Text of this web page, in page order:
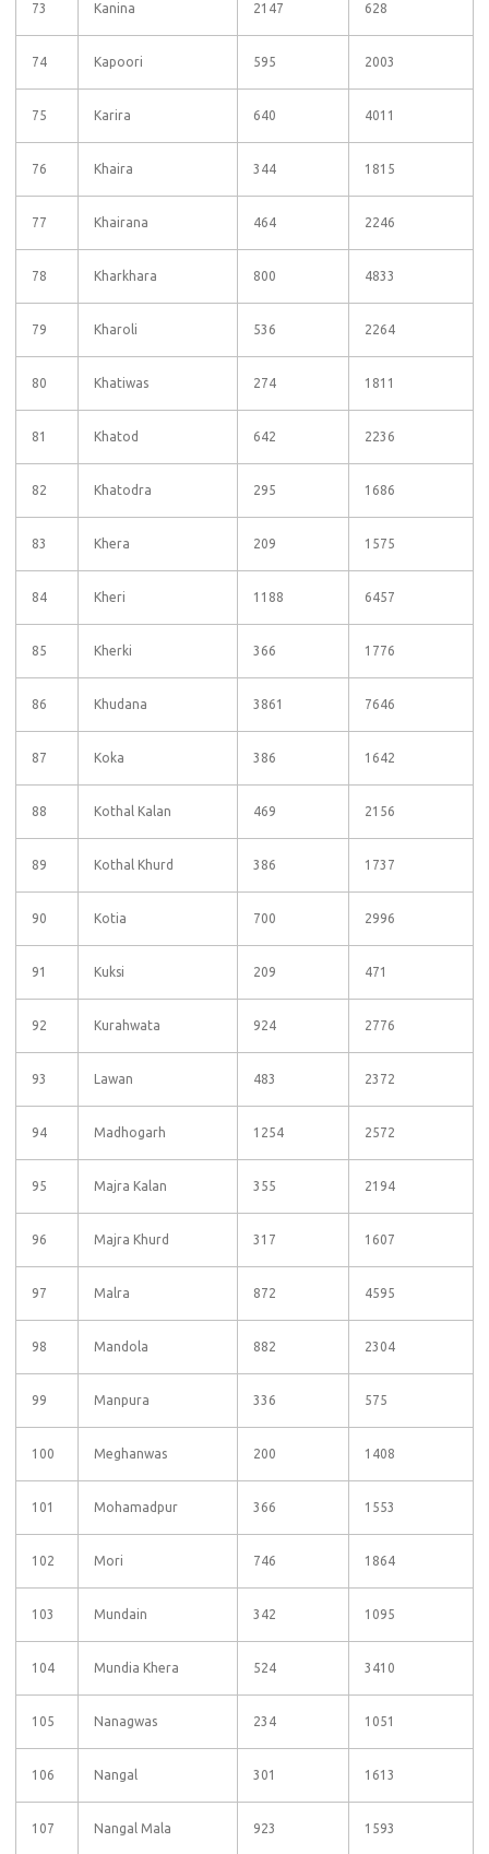
73 Kanina 2147 628
74 Kapoori 595 2003
75 Karira 640 4011
76 Khaira 344 1815
77 Khairana 464 2246
78 Kharkhara 800 4833
79 Kharoli 536 2264
80 Khatiwas 274 1811
81 Khatod 642 2236
82 Khatodra 295 1686
83 Khera 209 1575
84 Kheri 1188 6457
85 Kherki 366 1776
86 Khudana 3861 7646
87 Koka 386 1642
88 Kothal Kalan 469 2156
89 Kothal Khurd 386 1737
90 Kotia 700 2996
91 Kuksi 209 471
92 Kurahwata 924 2776
93 Lawan 483 2372
94 Madhogarh 1254 2572
95 Majra Kalan 355 2194
96 Majra Khurd 317 1607
97 Malra 872 4595
98 Mandola 882 2304
99 Manpura 336 575
100 Meghanwas 200 1408
101 Mohamadpur 366 1553
102 Mori 746 1864
103 Mundain 342 1095
104 Mundia Khera 524 3410
105 Nanagwas 234 1051
106 Nangal 301 1613
107 Nangal Mala 923 1593